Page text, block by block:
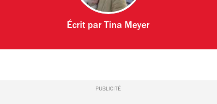
Écrit par Tina Meyer
PUBLICITÉ